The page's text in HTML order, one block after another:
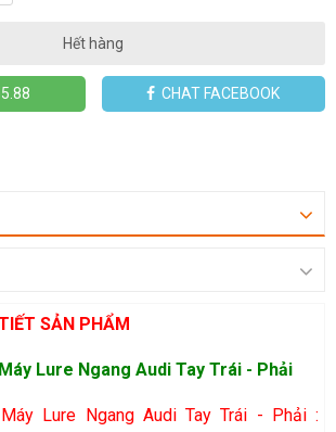
Hết hàng
CHAT FACEBOOK
SẢN PHẨM
Lure Ngang Audi Tay Trái - Phải
Lure Ngang AudiTay Trái - Phải :